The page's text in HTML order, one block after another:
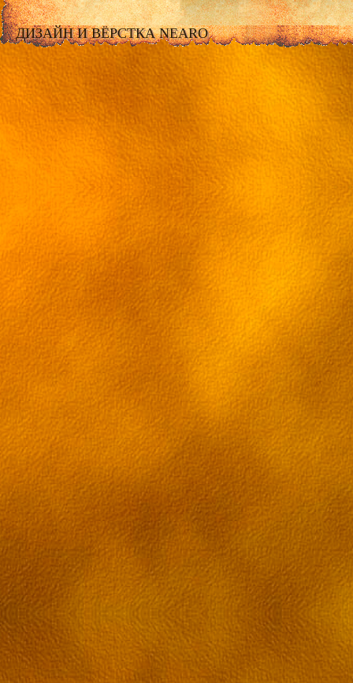
ДИЗАЙН И ВЁРСТКА NEARO